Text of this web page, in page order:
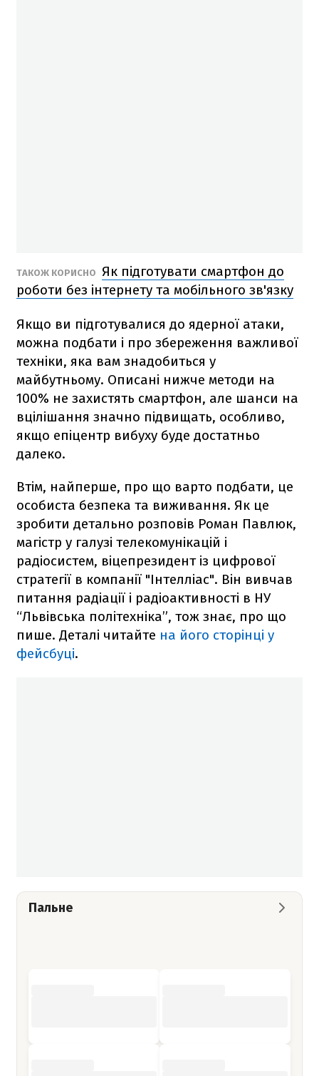
ТАКОЖ КОРИСНО
Як підготувати смартфон до
роботи без інтернету та мобільного зв'язку
Якщо ви підготувалися до ядерної атаки,
можна подбати і про збереження важливої
техніки, яка вам знадобиться у
майбутньому. Описані нижче методи на
100% не захистять смартфон, але шанси на
вцілішання значно підвищать, особливо,
якщо епіцентр вибуху буде достатньо
далеко.
Втім, найперше, про що варто подбати, це
особиста безпека та виживання. Як це
зробити детально розповів Роман Павлюк,
магістр у галузі телекомунікацій і
радіосистем, віцепрезидент із цифрової
стратегії в компанії "Інтелліас". Він вивчав
питання радіації і радіоактивності в НУ
“Львівська політехніка”, тож знає, про що
пише. Деталі читайте на його сторінці у
фейсбуці.
Пальне